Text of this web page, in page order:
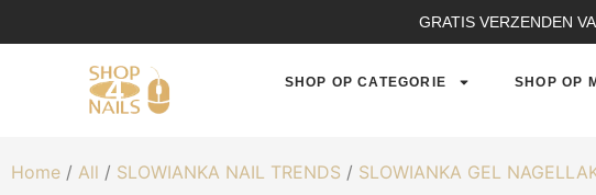
GRATIS VERZENDEN
SHOP OP CATEGORIE SHOP OP
Home / All / SLOWIANKA NAIL TRENDS / SLOWIANKA GEL